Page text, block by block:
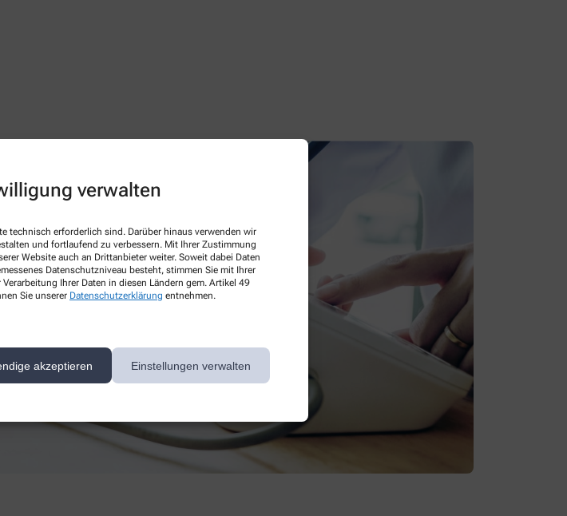
verwalten
technisch erforderlich sind. Darüber hinaus verwenden wir
und fortlaufend zu verbessern. Mit Ihrer Zustimmung
Website auch an Drittanbieter weiter. Soweit dabei Daten
Datenschutzniveau besteht, stimmen Sie mit Ihrer
Ihrer Daten in diesen Ländern gem. Artikel 49
Sie unserer Datenschutzerklärung entnehmen.
akzeptieren Einstellungen verwalten